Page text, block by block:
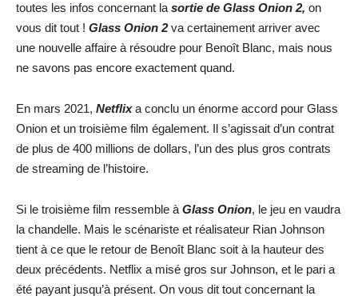
toutes les infos concernant la sortie de Glass Onion 2, on
vous dit tout ! Glass Onion 2va certainement arriver avec
une nouvelle affaire à résoudre pour Benoît Blanc, mais nous
ne savons pas encore exactement quand.
En mars 2021, Netflixa conclu un énorme accord pour Glass
Onion et un troisième film également. Il s’agissait d’un contrat
de plus de 400 millions de dollars, l’un des plus gros contrats
de streaming de l’histoire.
Si le troisième film ressemble à Glass Onion, le jeu en vaudra
la chandelle. Mais le scénariste et réalisateur Rian Johnson
tient à ce que le retour de Benoît Blanc soit à la hauteur des
deux précédents. Netflix a misé gros sur Johnson, et le pari a
été payant jusqu’à présent. On vous dit tout concernant la